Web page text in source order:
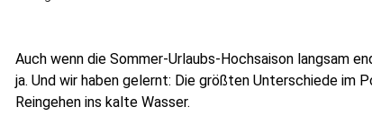
Auch wenn die Sommer-Urlaubs-Hochsaison langsam
ja. Und wir haben gelernt: Die größten Unterschiede im
Reingehen ins kalte Wasser.